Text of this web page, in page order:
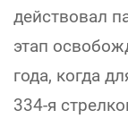
действовал
этап
года, когда
334-я